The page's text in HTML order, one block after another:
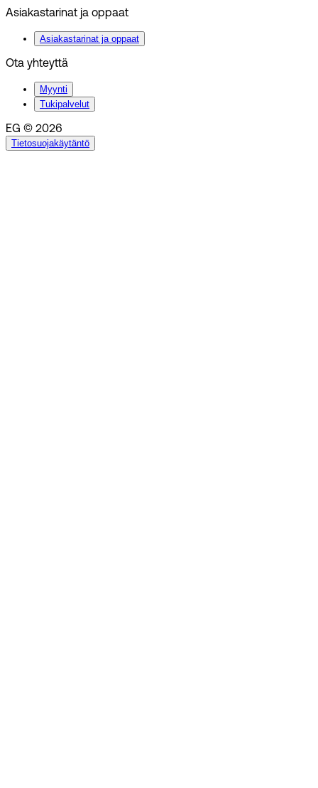
Asiakastarinat ja oppaat
Asiakastarinat ja oppaat
Ota yhteyttä
Myynti
Tukipalvelut
EG © 2026
Tietosuojakäytäntö